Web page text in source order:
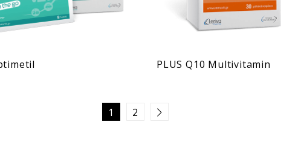
PLUS Q10 Multivitamin
1 2